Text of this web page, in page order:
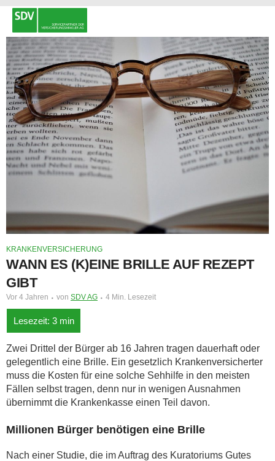
KRANKENVERSICHERUNG
WANN ES (K)EINE BRILLE AUF REZEPT
GIBT
Vor 4 Jahren von SDV AG 4 Min. Lesezeit
Zwei Drittel der Bürger ab 16 Jahren tragen dauerhaft oder
gelegentlich eine Brille. Ein gesetzlich Krankenversicherter
muss die Kosten für eine solche Sehhilfe in den meisten
Fällen selbst tragen, denn nur in wenigen Ausnahmen
übernimmt die Krankenkasse einen Teil davon.
Millionen Bürger benötigen eine Brille
Nach einer Studie, die im Auftrag des Kuratoriums Gutes